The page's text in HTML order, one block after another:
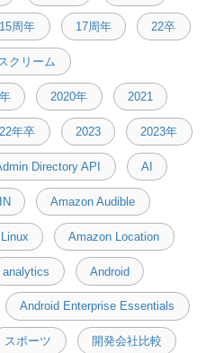
15周年 17周年 22卒
クリーム
2020年 2021
年卒 2023 2023年
Directory API AI
Amazon Audible
Amazon Location
analytics Android
Android Enterprise Essentials
スポーツ 開発会社比較